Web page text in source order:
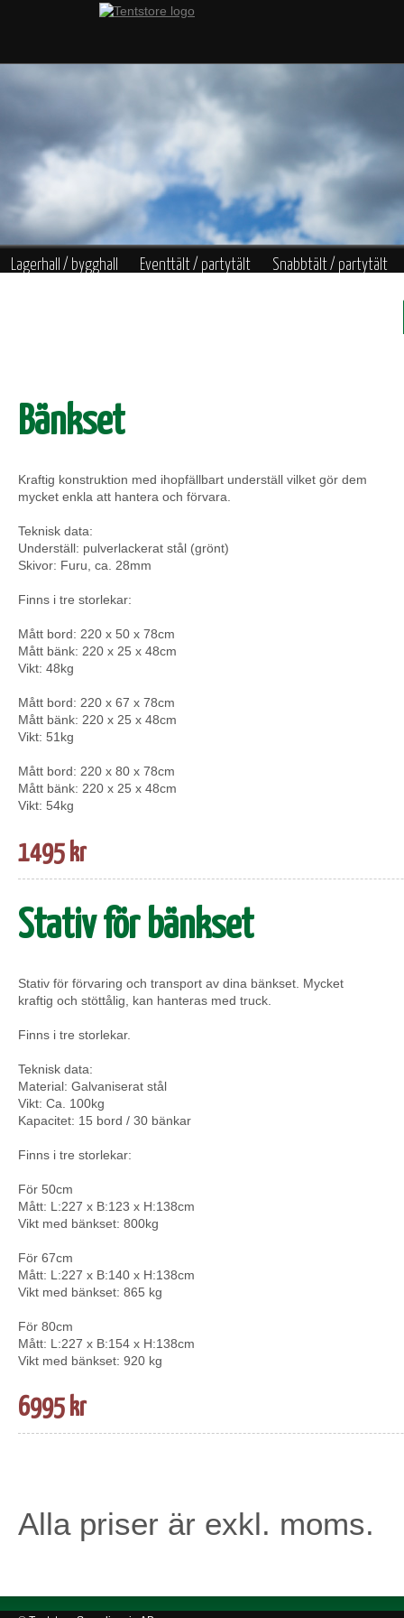
Lagerhall / bygghall Eventtält / partytält Snabbtält / partytält
Bänkset
Kraftig konstruktion med ihopfällbart underställ vilket gör dem
mycket enkla att hantera och förvara.
Teknisk data:
Underställ: pulverlackerat stål (grönt)
Skivor: Furu, ca. 28mm
Finns i tre storlekar:
Mått bord: 220 x 50 x 78cm
Mått bänk: 220 x 25 x 48cm
Vikt: 48kg
Mått bord: 220 x 67 x 78cm
Mått bänk: 220 x 25 x 48cm
Vikt: 51kg
Mått bord: 220 x 80 x 78cm
Mått bänk: 220 x 25 x 48cm
Vikt: 54kg
1495 kr
Stativ för bänkset
Stativ för förvaring och transport av dina bänkset. Mycket
kraftig och stöttålig, kan hanteras med truck.
Finns i tre storlekar.
Teknisk data:
Material: Galvaniserat stål
Vikt: Ca. 100kg
Kapacitet: 15 bord / 30 bänkar
Finns i tre storlekar:
För 50cm
Mått: L:227 x B:123 x H:138cm
Vikt med bänkset: 800kg
För 67cm
Mått: L:227 x B:140 x H:138cm
Vikt med bänkset: 865 kg
För 80cm
Mått: L:227 x B:154 x H:138cm
Vikt med bänkset: 920 kg
6995 kr
Alla priser är exkl. moms.